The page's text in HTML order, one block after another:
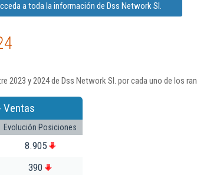
a toda la información de Dss Network Sl.
y 2024 de Dss Network Sl. por cada uno de los
Ventas
Evolución Posiciones
8.905
390